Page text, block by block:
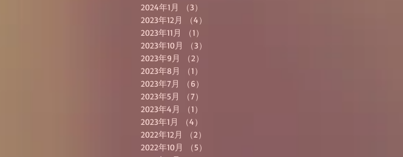
2024年1月
（3）
2023年12月
（4）
2023年11月
（1）
2023年10月
（3）
2023年9月
（2）
2023年8月
（1）
2023年7月
（6）
2023年5月
（7）
2023年4月
（1）
2023年1月
（4）
2022年12月
（2）
2022年10月
（5）